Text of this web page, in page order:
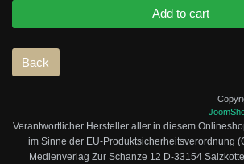
Verantwortlicher Hersteller aller in diesem
im Sinne der EU-Produktsicherheitsverordnung
Medienverlag Zur Schanze 12 D-33154